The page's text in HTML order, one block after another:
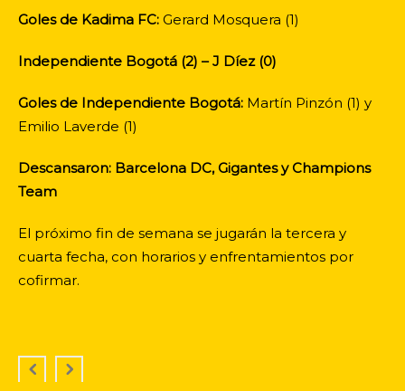
Goles de Kadima FC: Gerard Mosquera (1)
Independiente Bogotá (2) – J Díez (0)
Goles de Independiente Bogotá: Martín Pinzón (1) y
Emilio Laverde (1)
Descansaron: Barcelona DC, Gigantes y Champions
Team
El próximo fin de semana se jugarán la tercera y
cuarta fecha, con horarios y enfrentamientos por
cofirmar.